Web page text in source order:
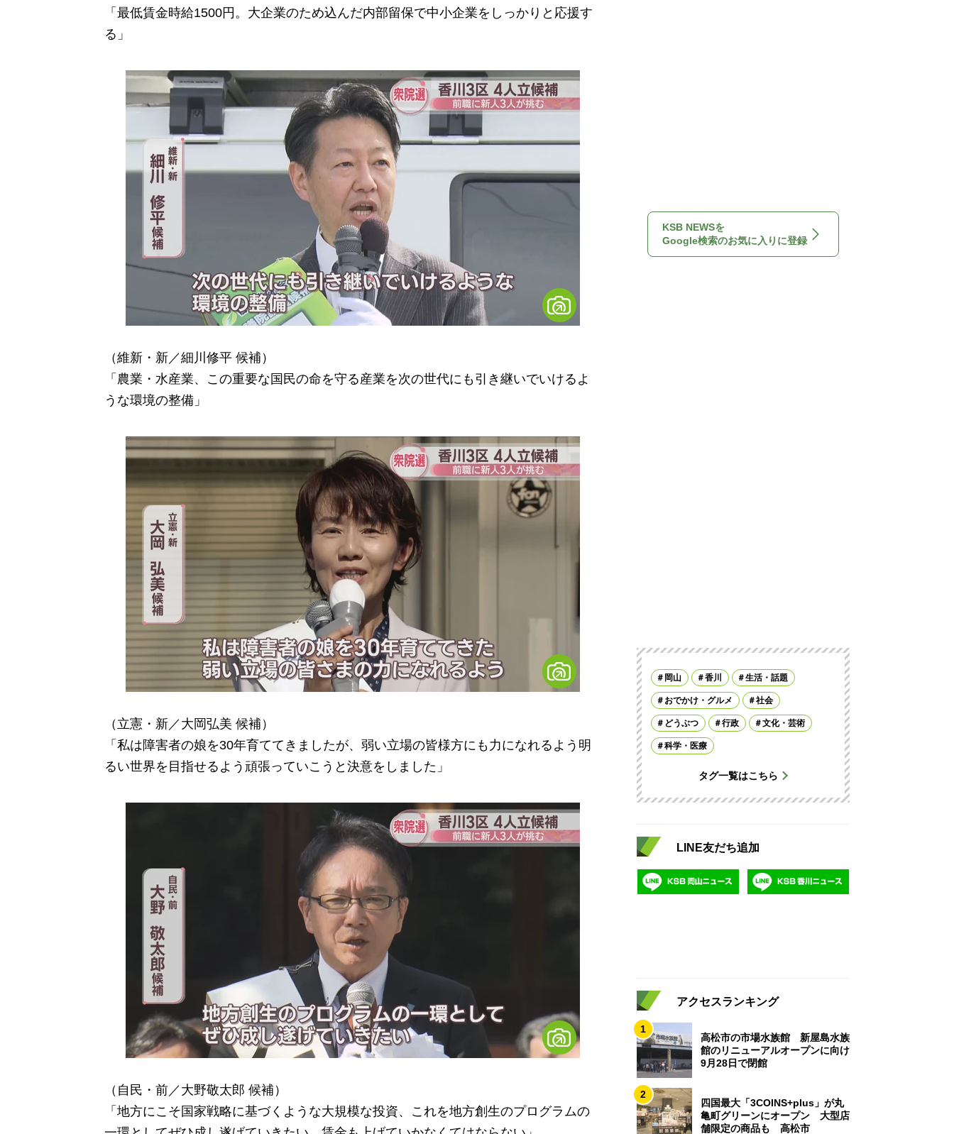
「最低賃金時給1500円。大企業のため込んだ内部留保で中小企業をしっかりと応援す
る」
（維新・新／細川修平 候補）
「農業・水産業、この重要な国民の命を守る産業を次の世代にも引き継いでいけるよ
うな環境の整備」
（立憲・新／大岡弘美 候補）
「私は障害者の娘を30年育ててきましたが、弱い立場の皆様方にも力になれるよう明
るい世界を目指せるよう頑張っていこうと決意をしました」
（自民・前／大野敬太郎 候補）
「地方にこそ国家戦略に基づくような大規模な投資、これを地方創生のプログラムの
KSB NEWSを
Google検索のお気に入りに登録
岡山 香川 生活・話題
おでかけ・グルメ 社会
どうぶつ 行政 文化・芸術
科学・医療
タグ一覧はこちら
LINE友だち追加
アクセスランキング
1
高松市の市場水族館 新屋島水族
館のリニューアルオープンに向け
9月28日で閉館
2
四国最大「3COINS+plus」が丸
亀町グリーンにオープン 大型店
舗限定の商品も 高松市